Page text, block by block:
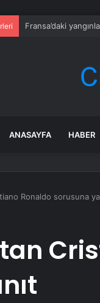
Fransa’daki
ANASAYFA HABER
Ronaldo sorusuna